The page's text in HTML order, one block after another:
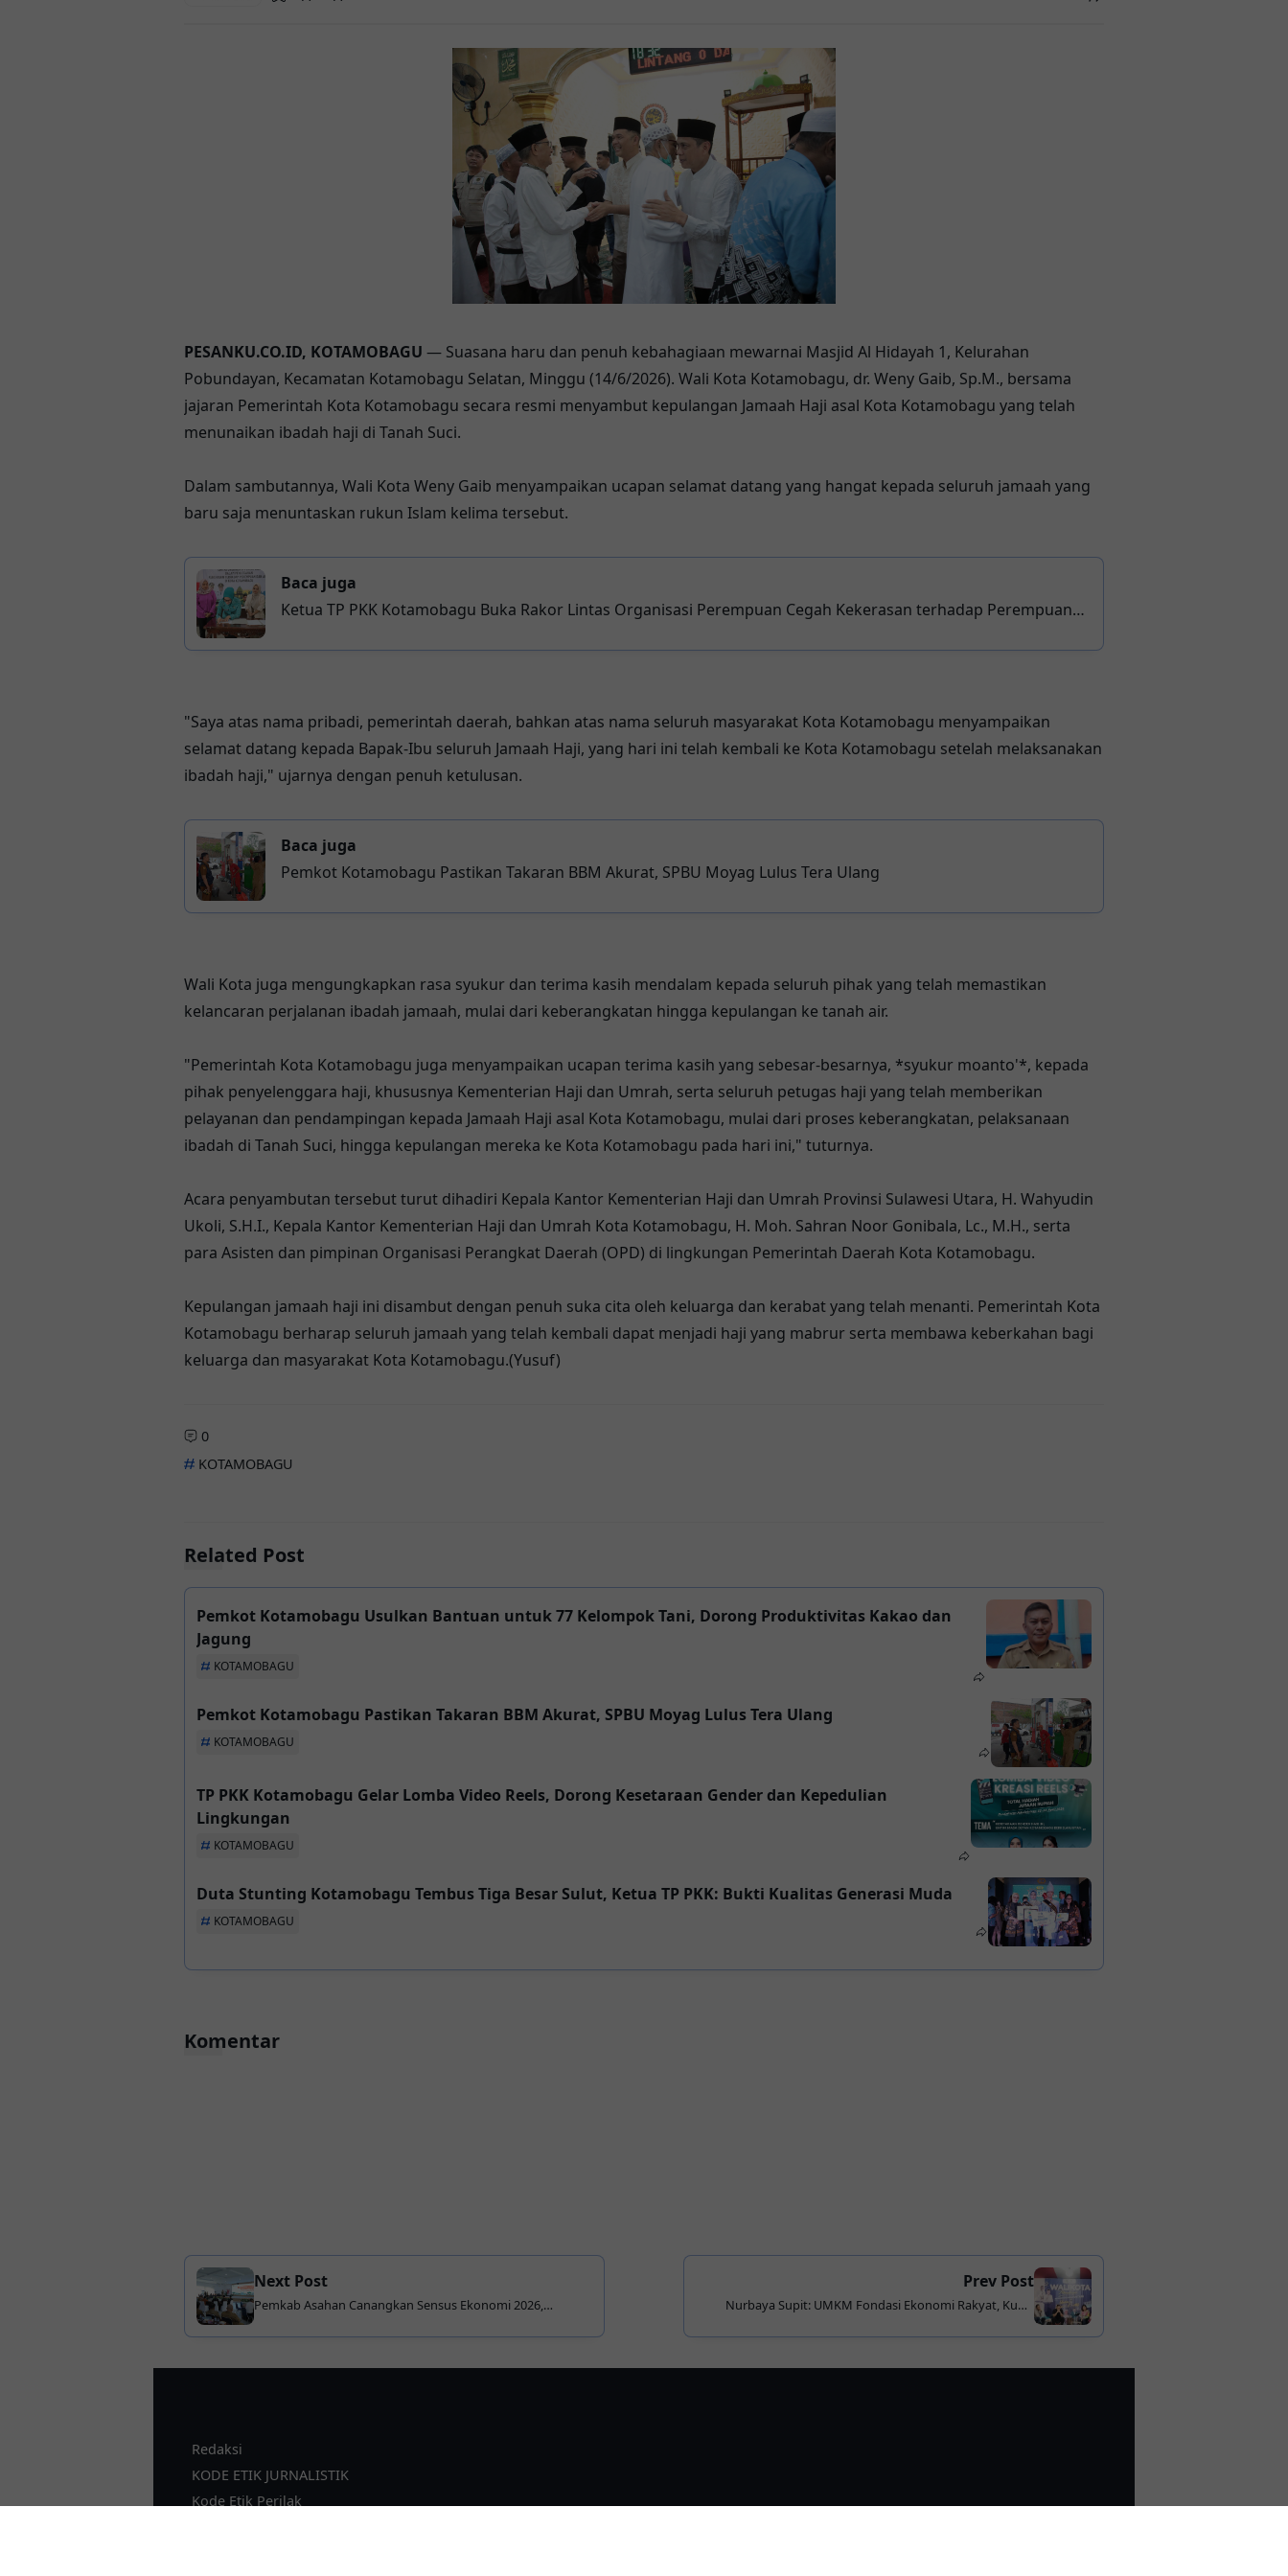
PESANKU.CO.ID, KOTAMOBAGU — Suasana haru dan penuh kebahagiaan mewarnai Masjid Al Hidayah 1, Kelurahan
Pobundayan, Kecamatan Kotamobagu Selatan, Minggu (14/6/2026). Wali Kota Kotamobagu, dr. Weny Gaib, Sp.M., bersama
jajaran Pemerintah Kota Kotamobagu secara resmi menyambut kepulangan Jamaah Haji asal Kota Kotamobagu yang telah
menunaikan ibadah haji di Tanah Suci.
Dalam sambutannya, Wali Kota Weny Gaib menyampaikan ucapan selamat datang yang hangat kepada seluruh jamaah yang
baru saja menuntaskan rukun Islam kelima tersebut.
Baca juga
Ketua TP PKK Kotamobagu Buka Rakor Lintas Organisasi Perempuan Cegah Kekerasan terhadap Perempuan
"Saya atas nama pribadi, pemerintah daerah, bahkan atas nama seluruh masyarakat Kota Kotamobagu menyampaikan
selamat datang kepada Bapak-Ibu seluruh Jamaah Haji, yang hari ini telah kembali ke Kota Kotamobagu setelah melaksanakan
ibadah haji," ujarnya dengan penuh ketulusan.
Baca juga
Pemkot Kotamobagu Pastikan Takaran BBM Akurat, SPBU Moyag Lulus Tera Ulang
Wali Kota juga mengungkapkan rasa syukur dan terima kasih mendalam kepada seluruh pihak yang telah memastikan
kelancaran perjalanan ibadah jamaah, mulai dari keberangkatan hingga kepulangan ke tanah air.
"Pemerintah Kota Kotamobagu juga menyampaikan ucapan terima kasih yang sebesar-besarnya, *syukur moanto'*, kepada
pihak penyelenggara haji, khususnya Kementerian Haji dan Umrah, serta seluruh petugas haji yang telah memberikan
pelayanan dan pendampingan kepada Jamaah Haji asal Kota Kotamobagu, mulai dari proses keberangkatan, pelaksanaan
ibadah di Tanah Suci, hingga kepulangan mereka ke Kota Kotamobagu pada hari ini," tuturnya.
Acara penyambutan tersebut turut dihadiri Kepala Kantor Kementerian Haji dan Umrah Provinsi Sulawesi Utara, H. Wahyudin
Ukoli, S.H.I., Kepala Kantor Kementerian Haji dan Umrah Kota Kotamobagu, H. Moh. Sahran Noor Gonibala, Lc., M.H., serta
para Asisten dan pimpinan Organisasi Perangkat Daerah (OPD) di lingkungan Pemerintah Daerah Kota Kotamobagu.
Kepulangan jamaah haji ini disambut dengan penuh suka cita oleh keluarga dan kerabat yang telah menanti. Pemerintah Kota
Kotamobagu berharap seluruh jamaah yang telah kembali dapat menjadi haji yang mabrur serta membawa keberkahan bagi
keluarga dan masyarakat Kota Kotamobagu.(Yusuf)
0
KOTAMOBAGU
Related Post
Pemkot Kotamobagu Usulkan Bantuan untuk 77 Kelompok Tani, Dorong Produktivitas Kakao dan
Jagung
KOTAMOBAGU
Pemkot Kotamobagu Pastikan Takaran BBM Akurat, SPBU Moyag Lulus Tera Ulang
KOTAMOBAGU
TP PKK Kotamobagu Gelar Lomba Video Reels, Dorong Kesetaraan Gender dan Kepedulian
Lingkungan
KOTAMOBAGU
Duta Stunting Kotamobagu Tembus Tiga Besar Sulut, Ketua TP PKK: Bukti Kualitas Generasi Muda
KOTAMOBAGU
Komentar
Next Post
Pemkab Asahan Canangkan Sensus Ekonomi 2026,
Prev Post
Nurbaya Supit: UMKM Fondasi Ekonomi Rakyat, Kunci
Redaksi
KODE ETIK JURNALISTIK
Kode Etik Perilak